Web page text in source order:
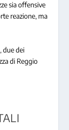
sia offensive
reazione, ma
, due dei
di Reggio